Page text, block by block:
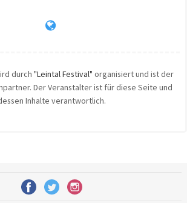
durch "Leintal Festival" organisiert und ist der
Der Veranstalter ist für diese Seite und
Inhalte verantwortlich.